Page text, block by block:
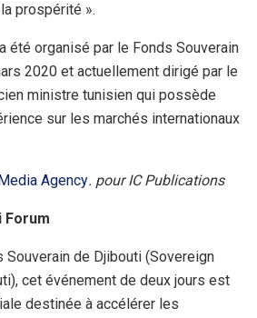
prospérité ».
été organisé par le Fonds Souverain
2020 et actuellement dirigé par le
ministre tunisien qui possède
sur les marchés internationaux
Agency. pour IC Publications
Forum
Souverain de Djibouti (Sovereign
cet événement de deux jours est
destinée à accélérer les